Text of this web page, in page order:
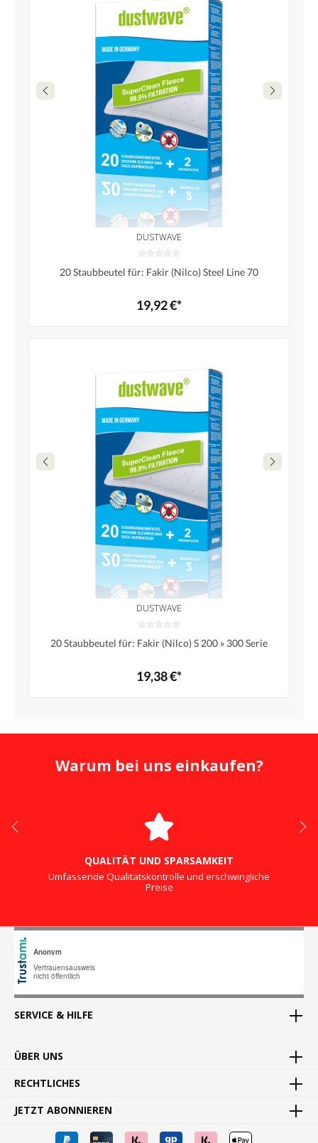
DUSTWAVE
20 Staubbeutel für: Fakir (Nilco) Steel Line 70
19,92 €*
DUSTWAVE
20 Staubbeutel für: Fakir (Nilco) S 200 » 300 Serie
19,38 €*
Warum bei uns einkaufen?
QUALITÄT UND SPARSAMKEIT
Umfassende Qualitätskontrolle und erschwingliche
Preise
SERVICE & HILFE
ÜBER UNS
RECHTLICHES
JETZT ABONNIEREN